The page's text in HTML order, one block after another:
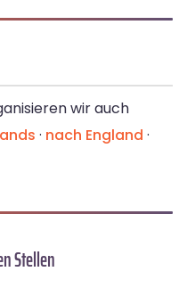
wir auch
· nach England ·
Stellen